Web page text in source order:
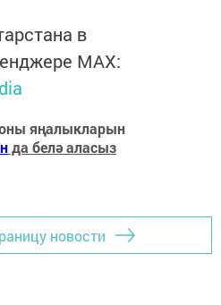
в
MАХ:
яңалыкларын
да белә аласыз
новости